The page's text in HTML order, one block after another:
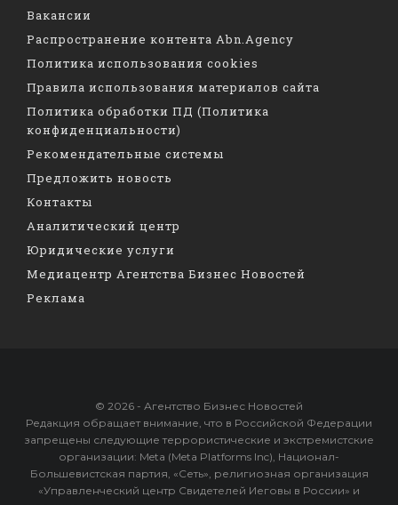
Вакансии
Распространение контента Abn.Agency
Политика использования cookies
Правила использования материалов сайта
Политика обработки ПД (Политика
конфиденциальности)
Рекомендательные системы
Предложить новость
Контакты
Аналитический центр
Юридические услуги
Медиацентр Агентства Бизнес Новостей
Реклама
© 2026 - Агентство Бизнес Новостей
Редакция обращает внимание, что в Российской Федерации
запрещены следующие террористические и экстремистские
организации: Meta (Meta Platforms Inc), Национал-
Большевистская партия, «Сеть», религиозная организация
«Управленческий центр Свидетелей Иеговы в России» и